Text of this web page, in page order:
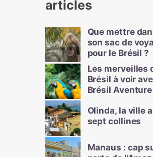
articles
Que mettre
son sac de
pour le Brésil ?
Les merveilles
Brésil à voir
Brésil Aventure
Olinda, la ville
sept collines
Manaus : cap